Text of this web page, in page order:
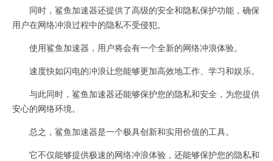
同时，鲨鱼加速器还提供了高级的安全和隐私保护功能，确保
用户在网络冲浪过程中的隐私不受侵犯。
使用鲨鱼加速器，用户将会有一个全新的网络冲浪体验。
速度快如闪电的冲浪让您能够更加高效地工作、学习和娱乐。
与此同时，鲨鱼加速器还能够保护您的隐私和安全，为您提供
安心的网络环境。
总之，鲨鱼加速器是一个极具创新和实用价值的工具。
它不仅能够提供极速的网络冲浪体验，还能够保护您的隐私和